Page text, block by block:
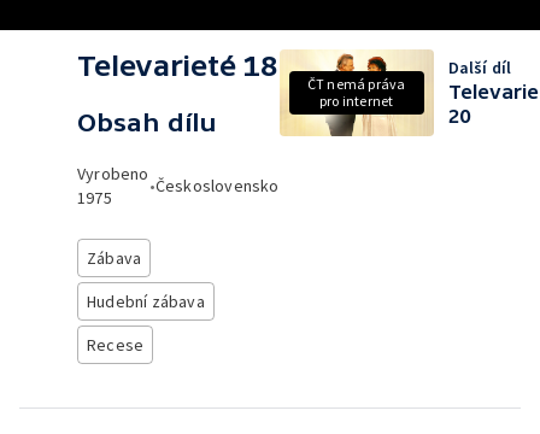
Televarieté 18
Obsah dílu
Vyrobeno
1975
•Československo
Zábava
Hudební zábava
Recese
ČT nemá práva
pro internet
Další díl
20